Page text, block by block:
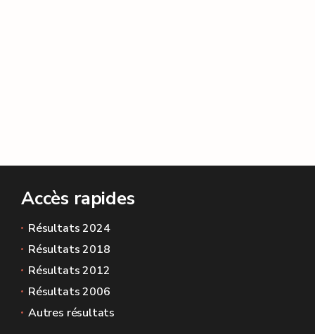
Accès rapides
Résultats 2024
Résultats 2018
Résultats 2012
Résultats 2006
Autres résultats